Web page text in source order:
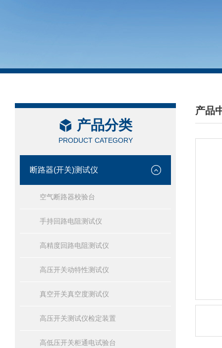
产品分类
PRODUCT CATEGORY
断路器(开关)测试仪
空气断路器校验台
手持回路电阻测试仪
高精度回路电阻测试仪
高压开关动特性测试仪
真空开关真空度测试仪
高压开关测试仪检定装置
高低压开关柜通电试验台
产品
/